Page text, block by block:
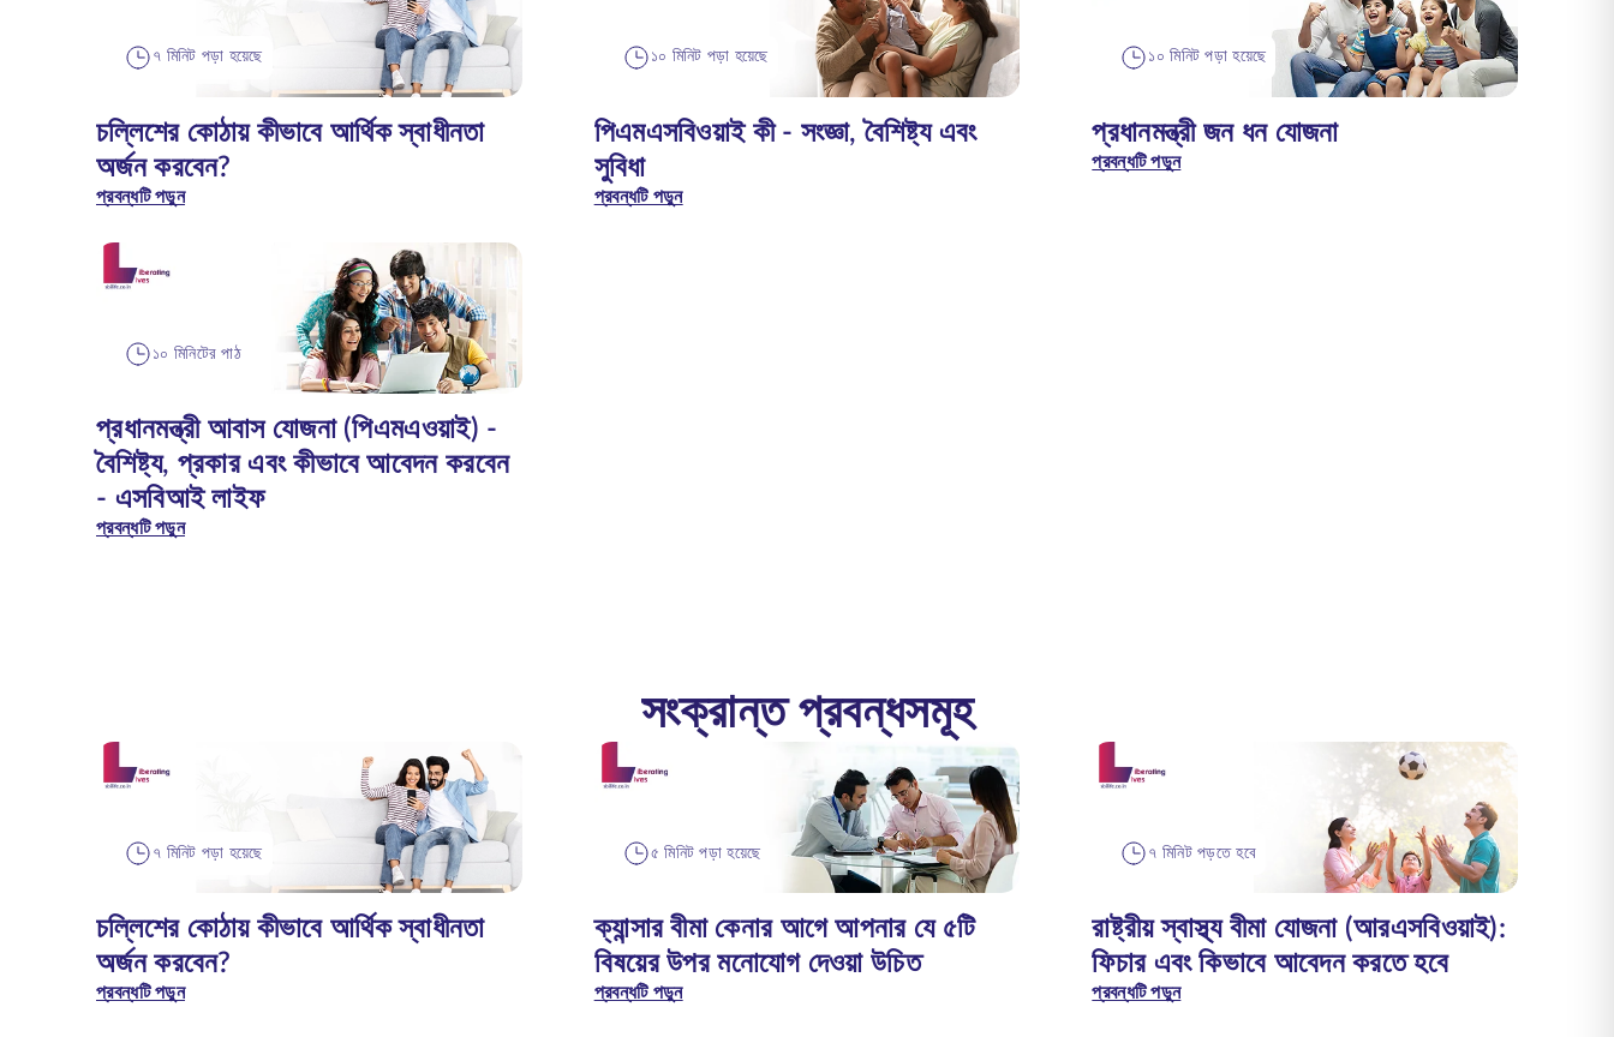
৭ মিনিট পড়া হয়েছে
চল্লিশের কোঠায় কীভাবে আর্থিক স্বাধীনতা
অর্জন করবেন?
প্রবন্ধটি পড়ুন
১০ মিনিট পড়া হয়েছে
পিএমএসবিওয়াই কী - সংজ্ঞা, বৈশিষ্ট্য এবং
সুবিধা
প্রবন্ধটি পড়ুন
১০ মিনিট পড়া হয়েছে
প্রধানমন্ত্রী জন ধন যোজনা
প্রবন্ধটি পড়ুন
১০ মিনিটের পাঠ
প্রধানমন্ত্রী আবাস যোজনা (পিএমএওয়াই) -
বৈশিষ্ট্য, প্রকার এবং কীভাবে আবেদন করবেন
- এসবিআই লাইফ
প্রবন্ধটি পড়ুন
সংক্রান্ত প্রবন্ধসমূহ
৭ মিনিট পড়া হয়েছে
চল্লিশের কোঠায় কীভাবে আর্থিক স্বাধীনতা
অর্জন করবেন?
প্রবন্ধটি পড়ুন
৫ মিনিট পড়া হয়েছে
ক্যান্সার বীমা কেনার আগে আপনার যে ৫টি
বিষয়ের উপর মনোযোগ দেওয়া উচিত
প্রবন্ধটি পড়ুন
৭ মিনিট পড়তে হবে
রাষ্ট্রীয় স্বাস্থ্য বীমা যোজনা (আরএসবিওয়াই):
ফিচার এবং কিভাবে আবেদন করতে হবে
প্রবন্ধটি পড়ুন